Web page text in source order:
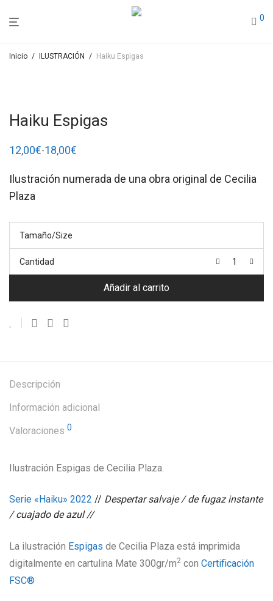
0
Inicio / ILUSTRACIÓN / Haiku Espigas
Haiku Espigas
12,00€-18,00€
Rango
desde
hasta
Ilustración numerada de una obra original de Cecilia
Plaza
Tamaño/Size
Cantidad
Añadir al carrito
Descripción
Información adicional
Valoraciones 0
Ilustración Espigas de Cecilia Plaza.
Serie «Haiku» 2022 // Despertar salvaje / de fugaz instante
/ cuajado de azul //
La ilustración Espigas de Cecilia Plaza está imprimida
digitalmente en cartulina Mate 300gr/m2 con Certificación
FSC®